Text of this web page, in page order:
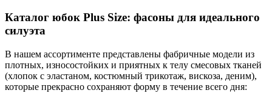
Каталог юбок Plus Size: фасоны для идеального
силуэта
В нашем ассортименте представлены фабричные модели из
плотных, износостойких и приятных к телу смесовых тканей
(хлопок с эластаном, костюмный трикотаж, вискоза, деним),
которые прекрасно сохраняют форму в течение всего дня: